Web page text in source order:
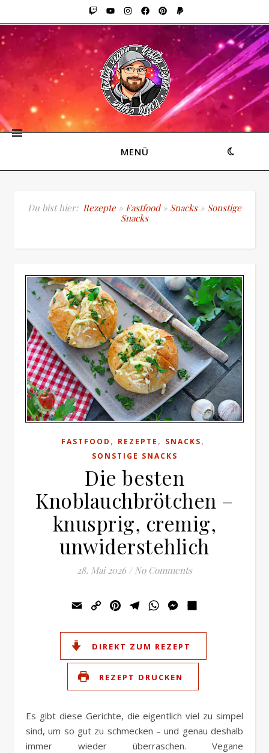
MENÜ
Du bist hier: Rezepte» Fastfood» Snacks» Sonstige
Snacks
FASTFOOD , REZEPTE , SNACKS,
SONSTIGE SNACKS
Die besten
Knoblauchbrötchen –
knusprig, cremig,
unwiderstehlich
28. Mai 2026 / No Comments
Email
Copy
PinterestTelegramWhatsAppMessenger
DIREKT ZUM REZEPT
REZEPT DRUCKEN
Es gibt diese Gerichte, die eigentlich viel zu simpel
sind, um so gut zu schmecken – und genau deshalb
immer wieder überraschen. Vegane